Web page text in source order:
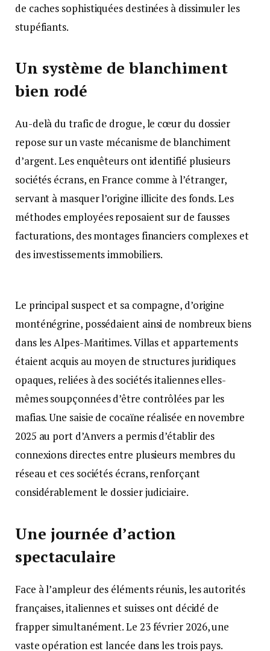
de caches sophistiquées destinées à dissimuler les
stupéfiants.
Un système de blanchiment
bien rodé
Au-delà du trafic de drogue, le cœur du dossier
repose sur un vaste mécanisme de blanchiment
d’argent. Les enquêteurs ont identifié plusieurs
sociétés écrans, en France comme à l’étranger,
servant à masquer l’origine illicite des fonds. Les
méthodes employées reposaient sur de fausses
facturations, des montages financiers complexes et
des investissements immobiliers.
Le principal suspect et sa compagne, d’origine
monténégrine, possédaient ainsi de nombreux biens
dans les Alpes-Maritimes. Villas et appartements
étaient acquis au moyen de structures juridiques
opaques, reliées à des sociétés italiennes elles-
mêmes soupçonnées d’être contrôlées par les
mafias. Une saisie de cocaïne réalisée en novembre
2025 au port d’Anvers a permis d’établir des
connexions directes entre plusieurs membres du
réseau et ces sociétés écrans, renforçant
considérablement le dossier judiciaire.
Une journée d’action
spectaculaire
Face à l’ampleur des éléments réunis, les autorités
françaises, italiennes et suisses ont décidé de
frapper simultanément. Le 23 février 2026, une
vaste opération est lancée dans les trois pays.